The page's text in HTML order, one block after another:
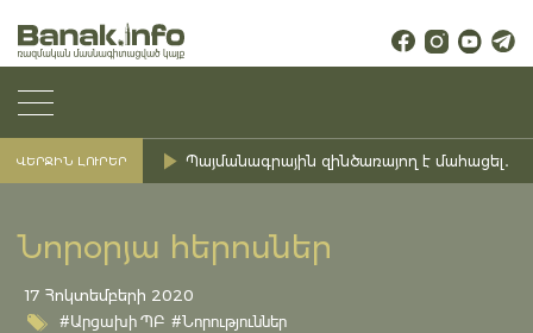
ՎԵՐՋԻՆ ԼՈՒՐԵՐ Պայմանագրային զինծառայող է մահացել․
Նորօրյա հերոսներ
17 Հոկտեմբերի 2020
#Արցախի ՊԲ #Նորություններ